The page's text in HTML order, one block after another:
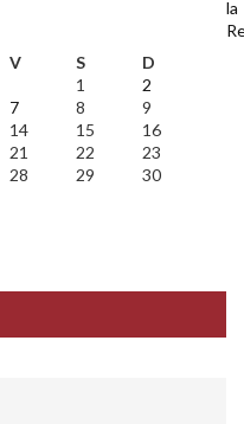
V S
D
1
2
7 8
9
14 15
16
21 22
23
28 29
30